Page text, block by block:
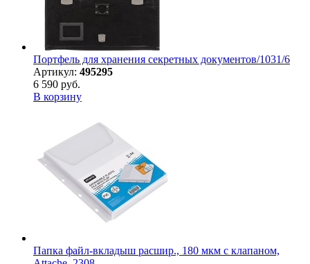
Портфель для хранения секретных документов/1031/6
Артикул: 495295
6 590 руб.
В корзину
Папка файл-вкладыш расшир., 180 мкм с клапаном,